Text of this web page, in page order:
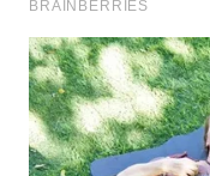
WN
NIAS
WN
LANGKAT